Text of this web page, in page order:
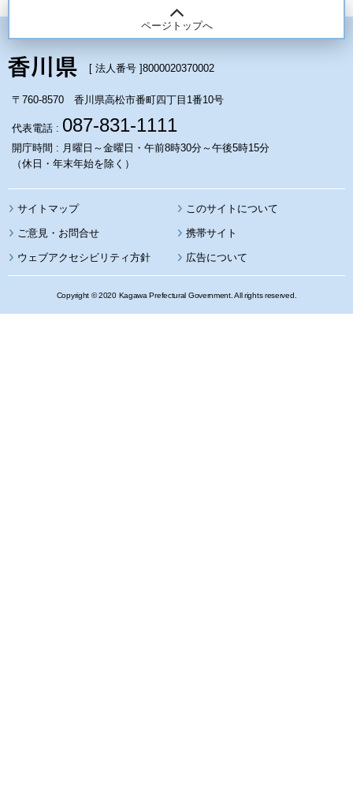
ページトップへ
[ 法人番号 ]8000020370002
〒760-8570 香川県高松市番町四丁目1番10号
代表電話 : 087-831-1111
開庁時間 : 月曜日～金曜日・午前8時30分～午後5時15分
（休日・年末年始を除く）
サイトマップ このサイトについて
携帯サイト
ウェブアクセシビリティ方針 広告について
Copyright © 2020 Kagawa Prefectural Government. All rights reserved.